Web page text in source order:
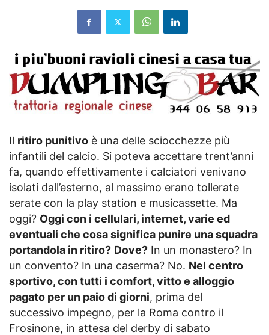
Il ritiro punitivo è una delle sciocchezze più
infantili del calcio. Si poteva accettare trent’anni
fa, quando effettivamente i calciatori venivano
isolati dall’esterno, al massimo erano tollerate
serate con la play station e musicassette. Ma
oggi? Oggi con i cellulari, internet, varie ed
eventuali che cosa significa punire una squadra
portandola in ritiro? Dove? In un monastero? In
un convento? In una caserma? No. Nel centro
sportivo, con tutti i comfort, vitto e alloggio
pagato per un paio di giorni, prima del
successivo impegno, per la Roma contro il
Frosinone, in attesa del derby di sabato